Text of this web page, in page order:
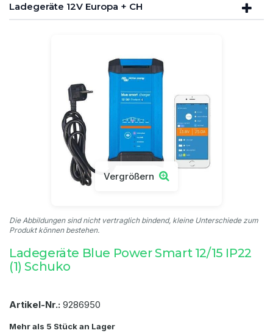
Ladegeräte 12V Europa + CH
Vergrößern
Die Abbildungen sind nicht vertraglich bindend, kleine Unterschiede zum
Produkt können bestehen.
Ladegeräte Blue Power Smart 12/15 IP22
(1) Schuko
Artikel-Nr.: 9286950
Mehr als 5 Stück an Lager